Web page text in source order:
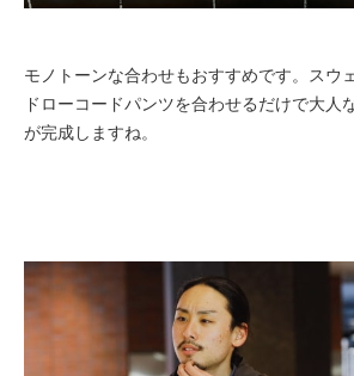
モノトーンな合わせもおすすめです。スウ
ドローコードパンツを合わせるだけで大人
が完成しますね。